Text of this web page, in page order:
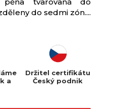
do sedmi zón....
a
Držitel certifikátu
Český podnik